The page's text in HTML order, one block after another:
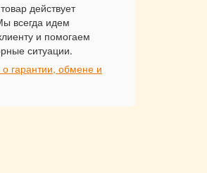
действует
всегда идем
и помогаем
ситуации.
гарантии, обмене и